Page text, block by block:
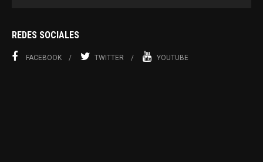
REDES SOCIALES
FACEBOOK TWITTER YOUTUBE